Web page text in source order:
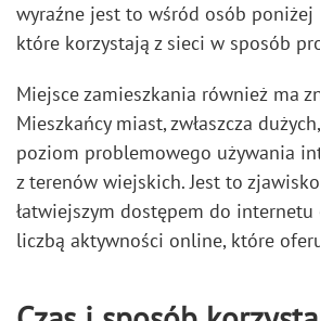
wyraźne jest to wśród osób poniżej
które korzystają z sieci w sposób
Miejsce zamieszkania również ma
Mieszkańcy miast, zwłaszcza
poziom problemowego używania
z terenów wiejskich. Jest to
łatwiejszym dostępem do internetu
liczbą aktywności online, które